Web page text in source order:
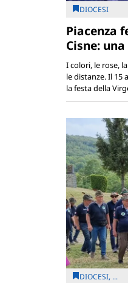
DIOCESI
Piacenza
Cisne:
I colori, le rose,
le distanze. Il 15
la festa della
DIOCESI, ...